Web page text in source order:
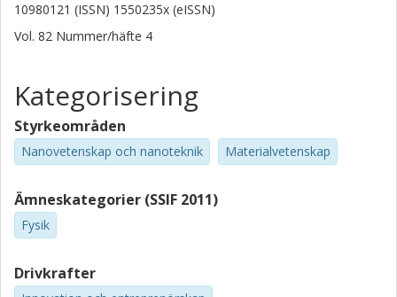
10980121 (ISSN) 1550235x (eISSN)
Vol. 82 Nummer/häfte 4
Kategorisering
Styrkeområden
Nanovetenskap och nanoteknik Materialvetenskap
Ämneskategorier (SSIF 2011)
Fysik
Drivkrafter